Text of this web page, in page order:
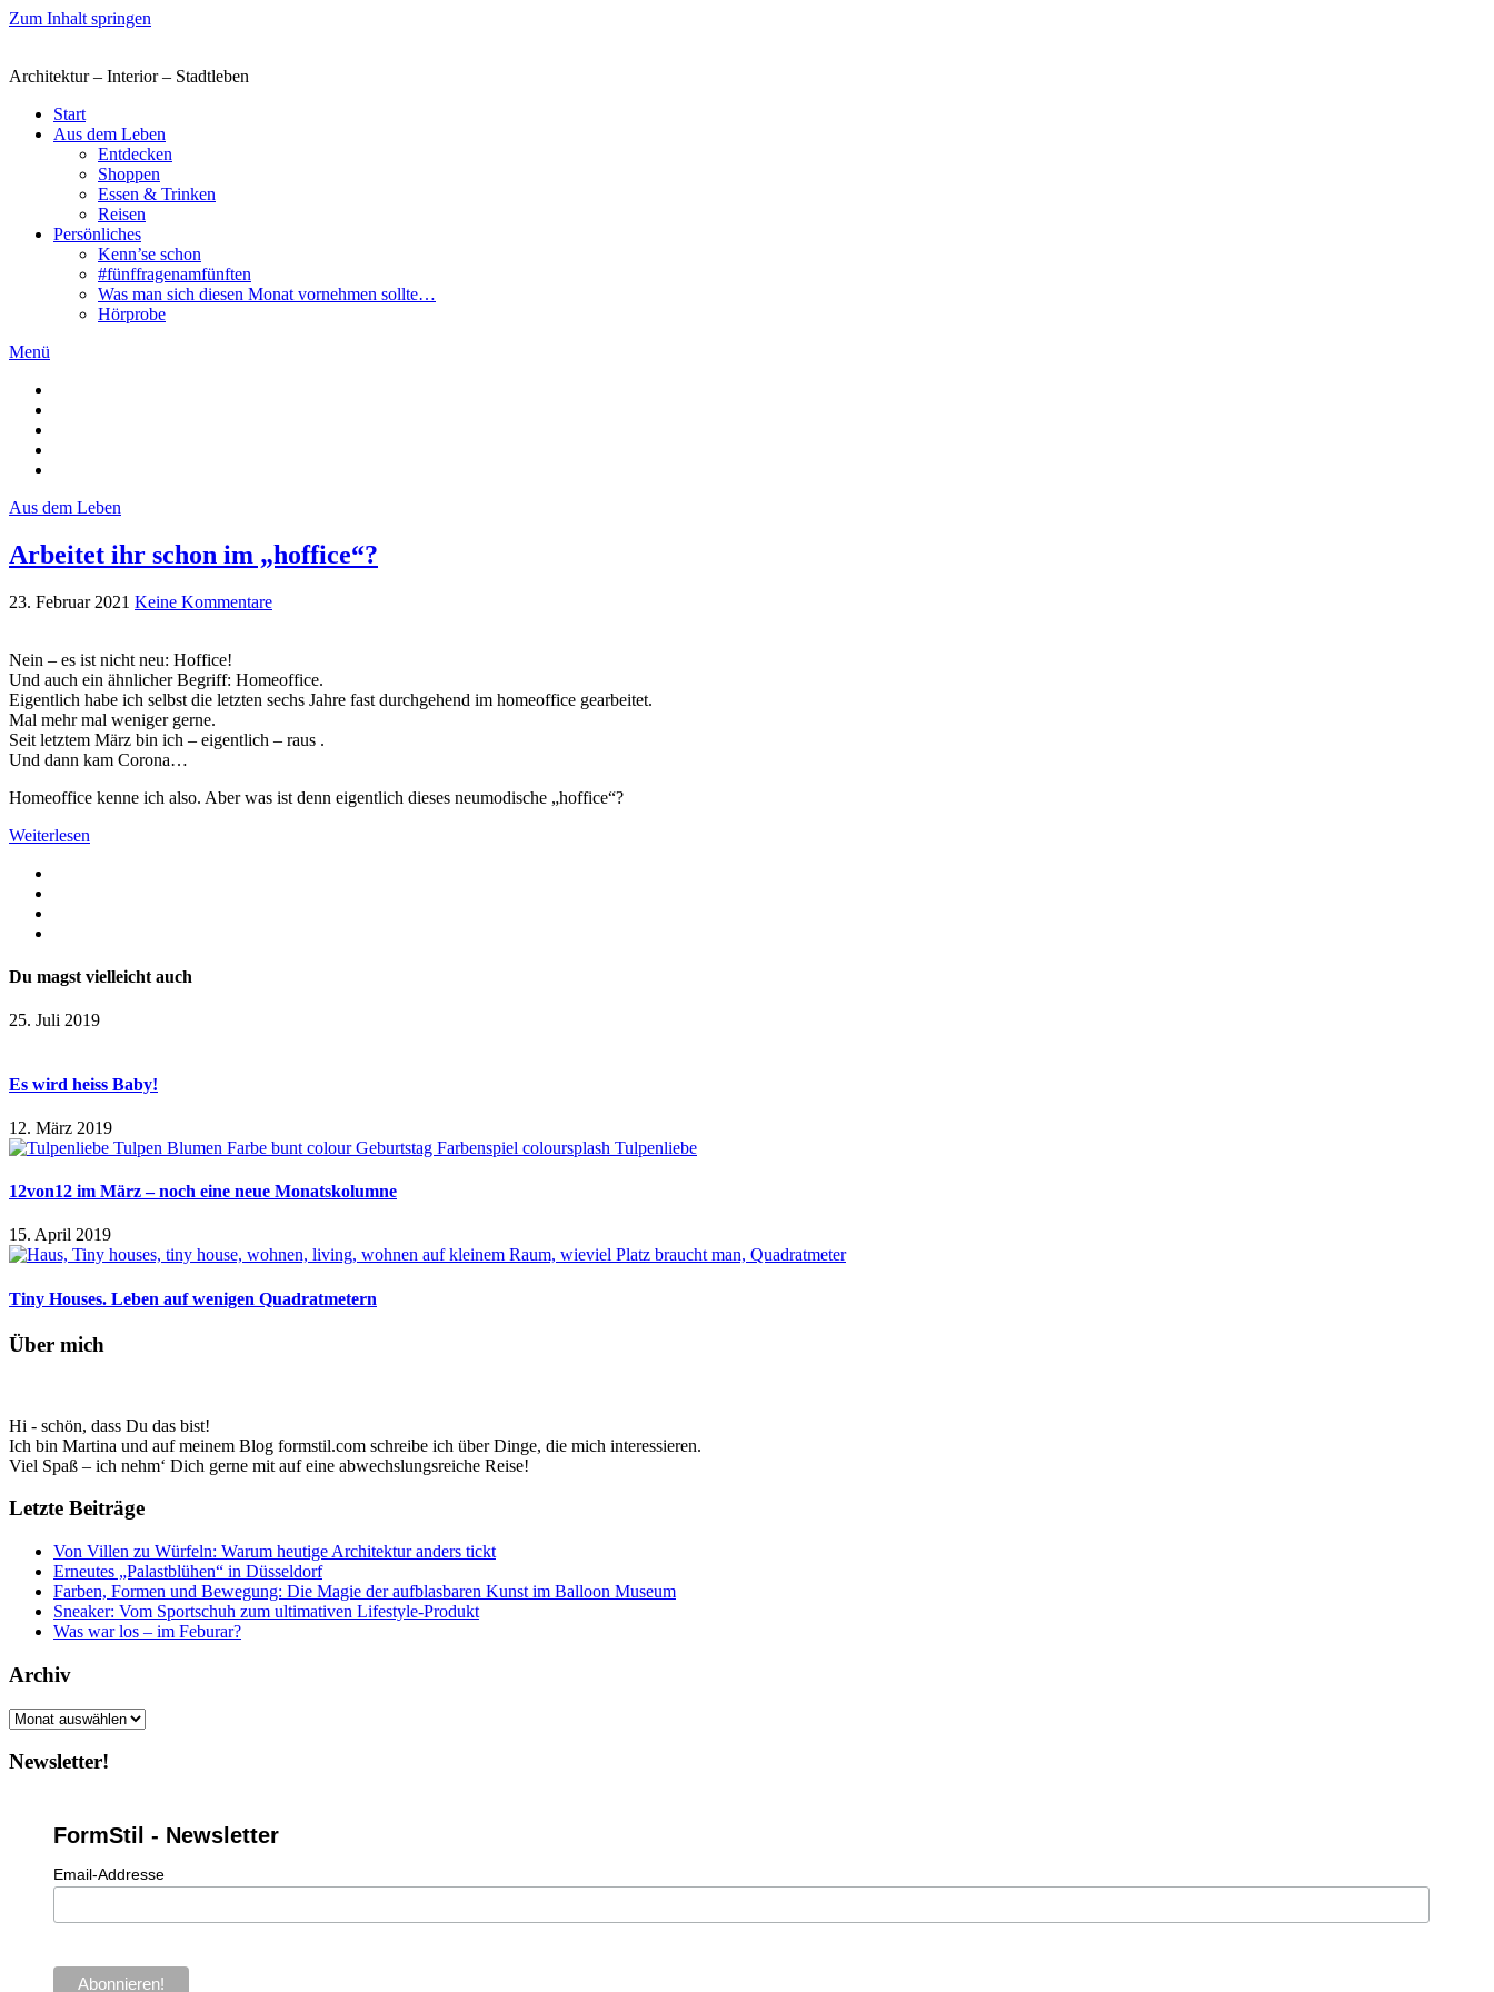
Zum Inhalt springen
Architektur – Interior – Stadtleben
Start
Aus dem Leben
Entdecken
Shoppen
Essen & Trinken
Reisen
Persönliches
Kenn’se schon
#fünffragenamfünften
Was man sich diesen Monat vornehmen sollte…
Hörprobe
Menü
Aus dem Leben
Arbeitet ihr schon im „hoffice“?
23. Februar 2021 Keine Kommentare
Nein – es ist nicht neu: Hoffice!
Und auch ein ähnlicher Begriff: Homeoffice.
Eigentlich habe ich selbst die letzten sechs Jahre fast durchgehend im homeoffice gearbeitet.
Mal mehr mal weniger gerne.
Seit letztem März bin ich – eigentlich – raus .
Und dann kam Corona…
Homeoffice kenne ich also. Aber was ist denn eigentlich dieses neumodische „hoffice“?
Weiterlesen
Du magst vielleicht auch
25. Juli 2019
Es wird heiss Baby!
12. März 2019
12von12 im März – noch eine neue Monatskolumne
15. April 2019
Tiny Houses. Leben auf wenigen Quadratmetern
Über mich
Hi - schön, dass Du das bist!
Ich bin Martina und auf meinem Blog formstil.com schreibe ich über Dinge, die mich interessieren.
Viel Spaß – ich nehm‘ Dich gerne mit auf eine abwechslungsreiche Reise!
Letzte Beiträge
Von Villen zu Würfeln: Warum heutige Architektur anders tickt
Erneutes „Palastblühen“ in Düsseldorf
Farben, Formen und Bewegung: Die Magie der aufblasbaren Kunst im Balloon Museum
Sneaker: Vom Sportschuh zum ultimativen Lifestyle-Produkt
Was war los – im Feburar?
Archiv
Archiv
Newsletter!
FormStil - Newsletter
Email-Addresse